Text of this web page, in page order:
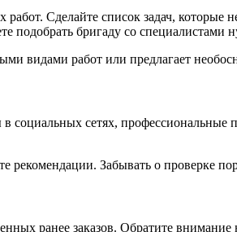
Сделайте список задач,
подобрать бригаду со
видами работ или предлагает
сетях,
рекомендации. Забывать о проверке
ранее заказов. Обратите